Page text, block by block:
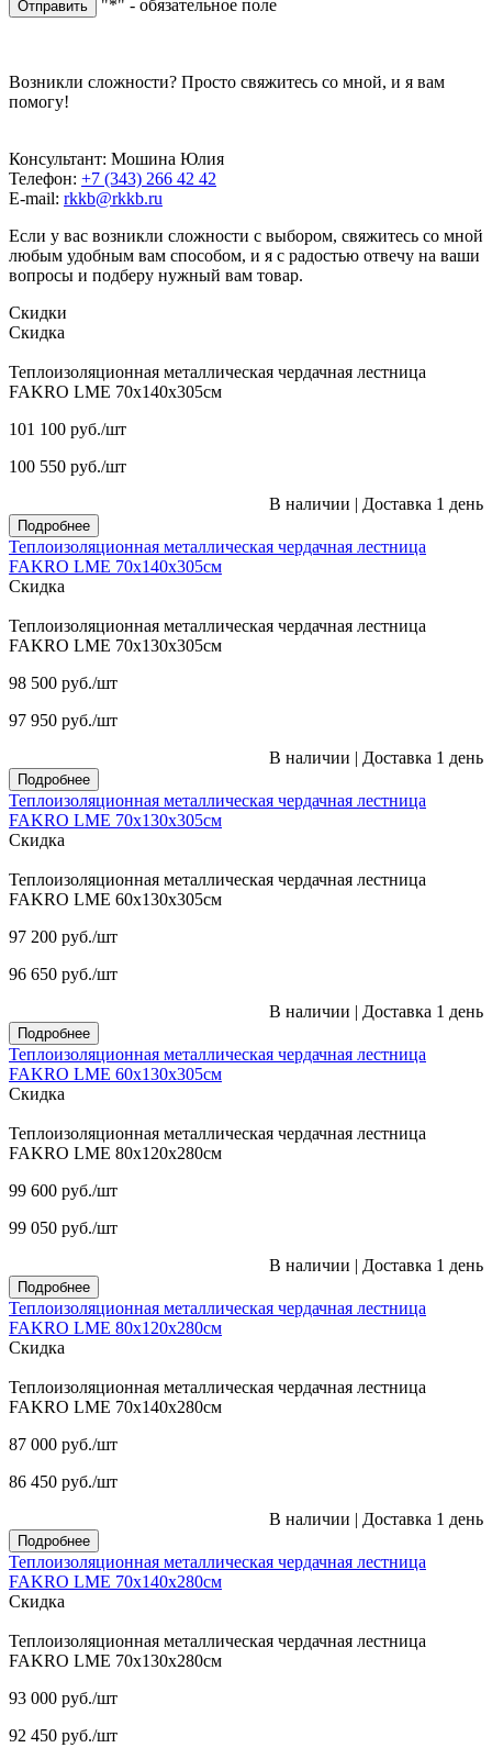
Отправить "*" - обязательное поле
Возникли сложности? Просто свяжитесь со мной, и я вам
помогу!
Консультант: Мошина Юлия
Телефон: +7 (343) 266 42 42
E-mail: rkkb@rkkb.ru
Если у вас возникли сложности с выбором, свяжитесь со мной
любым удобным вам способом, и я с радостью отвечу на ваши
вопросы и подберу нужный вам товар.
Скидки
Скидка
Теплоизоляционная металлическая чердачная лестница
FAKRO LME 70х140х305см
101 100 руб./шт
100 550 руб./шт
В наличии | Доставка 1 день
Подробнее
Теплоизоляционная металлическая чердачная лестница
FAKRO LME 70х140х305см
Скидка
Теплоизоляционная металлическая чердачная лестница
FAKRO LME 70х130х305см
98 500 руб./шт
97 950 руб./шт
В наличии | Доставка 1 день
Подробнее
Теплоизоляционная металлическая чердачная лестница
FAKRO LME 70х130х305см
Скидка
Теплоизоляционная металлическая чердачная лестница
FAKRO LME 60х130х305см
97 200 руб./шт
96 650 руб./шт
В наличии | Доставка 1 день
Подробнее
Теплоизоляционная металлическая чердачная лестница
FAKRO LME 60х130х305см
Скидка
Теплоизоляционная металлическая чердачная лестница
FAKRO LME 80х120х280см
99 600 руб./шт
99 050 руб./шт
В наличии | Доставка 1 день
Подробнее
Теплоизоляционная металлическая чердачная лестница
FAKRO LME 80х120х280см
Скидка
Теплоизоляционная металлическая чердачная лестница
FAKRO LME 70х140х280см
87 000 руб./шт
86 450 руб./шт
В наличии | Доставка 1 день
Подробнее
Теплоизоляционная металлическая чердачная лестница
FAKRO LME 70х140х280см
Скидка
Теплоизоляционная металлическая чердачная лестница
FAKRO LME 70х130х280см
93 000 руб./шт
92 450 руб./шт